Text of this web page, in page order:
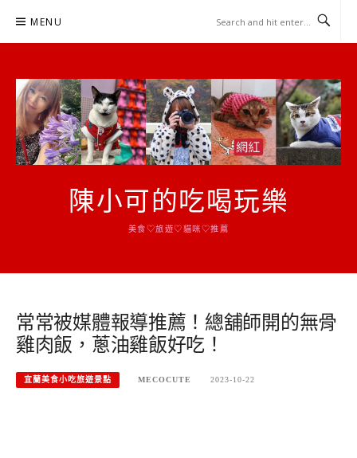
MENU
陳小可的吃喝玩樂
美食♡旅遊♡貓咪♡推薦
常常被媒體報導推薦！總舖師開的無骨
雞肉飯，蔥油雞飯好吃！
宜蘭美食小吃旅遊景點 MECOCUTE 2023-10-22